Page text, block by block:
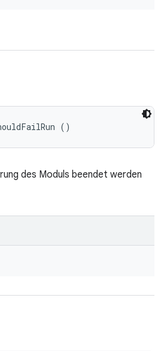
()
des Moduls beendet werden